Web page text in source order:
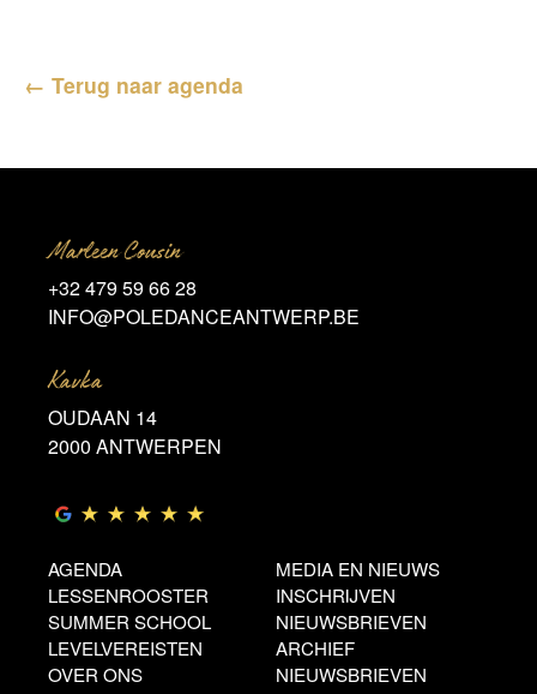
← Terug naar agenda
Marleen Cousin
+32 479 59 66 28
INFO@POLEDANCEANTWERP.BE
Kavka
OUDAAN 14
2000 ANTWERPEN
AGENDA
LESSENROOSTER
SUMMER SCHOOL
LEVELVEREISTEN
OVER ONS
MEDIA EN NIEUWS
INSCHRIJVEN
NIEUWSBRIEVEN
ARCHIEF
NIEUWSBRIEVEN